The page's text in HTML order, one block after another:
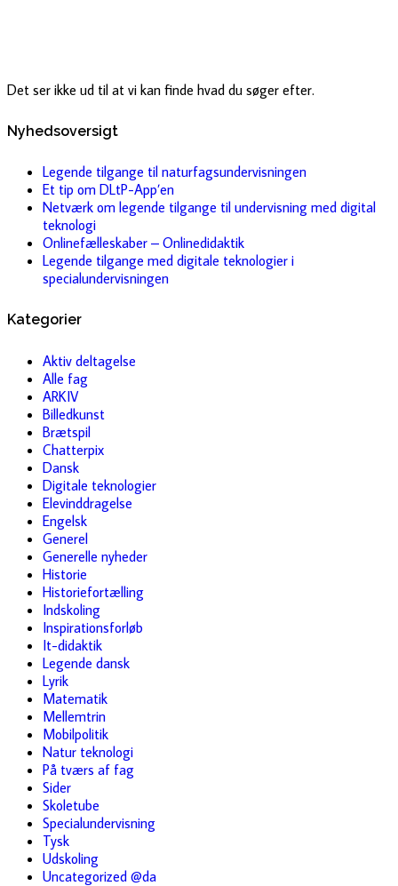
Det ser ikke ud til at vi kan finde hvad du søger efter.
Nyhedsoversigt
Legende tilgange til naturfagsundervisningen
Et tip om DLtP-App’en
Netværk om legende tilgange til undervisning med digital
teknologi
Onlinefælleskaber – Onlinedidaktik
Legende tilgange med digitale teknologier i
specialundervisningen
Kategorier
Aktiv deltagelse
Alle fag
ARKIV
Billedkunst
Brætspil
Chatterpix
Dansk
Digitale teknologier
Elevinddragelse
Engelsk
Generel
Generelle nyheder
Historie
Historiefortælling
Indskoling
Inspirationsforløb
It-didaktik
Legende dansk
Lyrik
Matematik
Mellemtrin
Mobilpolitik
Natur teknologi
På tværs af fag
Sider
Skoletube
Specialundervisning
Tysk
Udskoling
Uncategorized @da